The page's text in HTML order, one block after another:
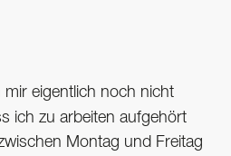
mir eigentlich noch nicht
ich zu arbeiten aufgehört
Montag und Freitag